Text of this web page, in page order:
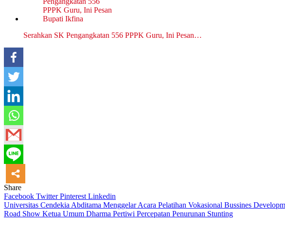
Serahkan SK Pengangkatan 556 PPPK Guru, Ini Pesan…
Share
Facebook TwitterPinterest Linkedin
Navigasi
pos
Universitas Cendekia Abditama Menggelar Acara Pelatihan Vokasional Bussines
Road Show Ketua Umum Dharma Pertiwi Percepatan Penurunan Stunting